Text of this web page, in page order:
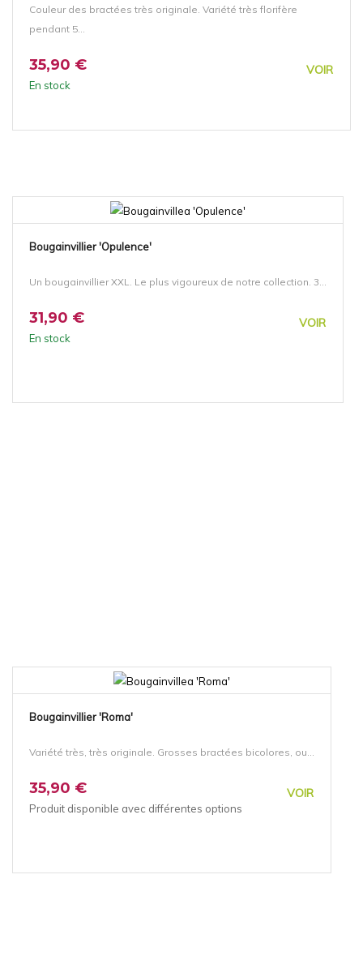
Couleur des bractées très originale. Variété très florifère
pendant 5...
35,90 € VOIR
En stock
Bougainvillier 'Opulence'
Un bougainvillier XXL. Le plus vigoureux de notre collection. 3...
31,90 € VOIR
En stock
Bougainvillier 'Roma'
Variété très, très originale. Grosses bractées bicolores, ou...
35,90 € VOIR
Produit disponible avec différentes options